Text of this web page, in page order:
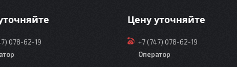
078-62-19
Цену уточняйте
+7 (747) 078-62-19
Оператор